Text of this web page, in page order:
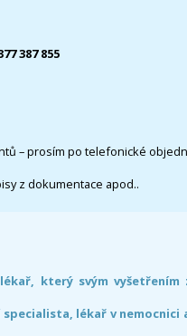
387 855
– prosím po telefonické
z dokumentace apod..
který svým
lékař v nemocnici